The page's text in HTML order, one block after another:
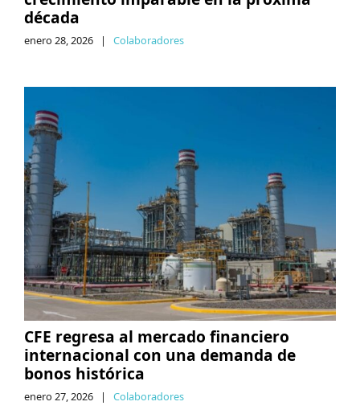
década
enero 28, 2026 | Colaboradores
CFE regresa al mercado financiero
internacional con una demanda de
bonos histórica
enero 27, 2026 | Colaboradores